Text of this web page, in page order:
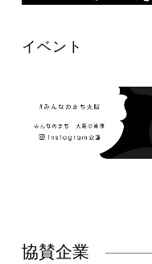
イベント
協賛企業